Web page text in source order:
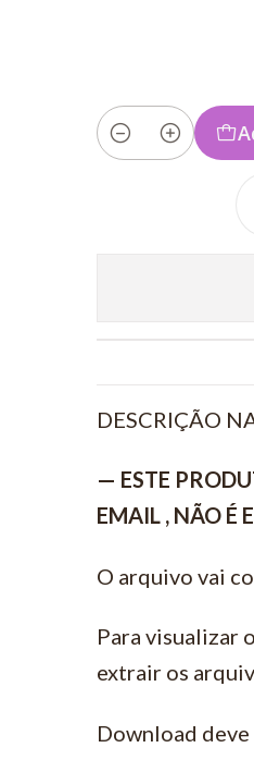
Quantidade
DESCRIÇÃO
— ESTE
EMAIL , NÃO É
O arquivo vai
Para visualizar
extrair os
Download